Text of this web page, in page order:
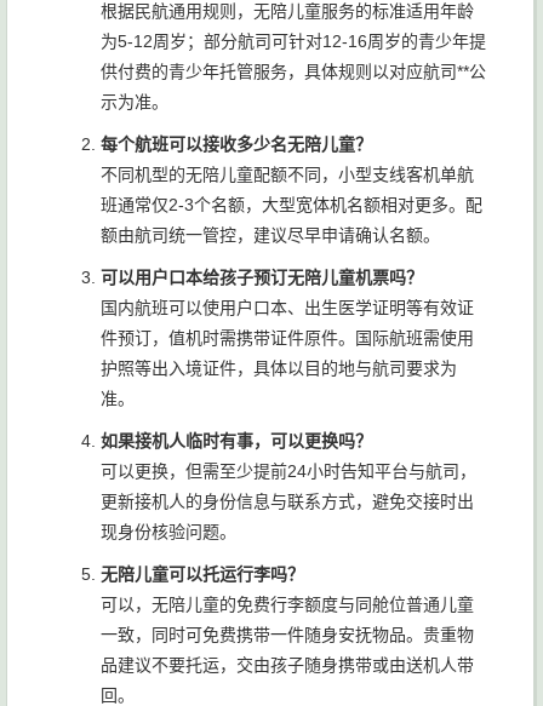
根据民航通用规则，无陪儿童服务的标准适用年龄
为5-12周岁；部分航司可针对12-16周岁的青少年提
供付费的青少年托管服务，具体规则以对应航司**公
示为准。
每个航班可以接收多少名无陪儿童？
不同机型的无陪儿童配额不同，小型支线客机单航
班通常仅2-3个名额，大型宽体机名额相对更多。配
额由航司统一管控，建议尽早申请确认名额。
可以用户口本给孩子预订无陪儿童机票吗？
国内航班可以使用户口本、出生医学证明等有效证
件预订，值机时需携带证件原件。国际航班需使用
护照等出入境证件，具体以目的地与航司要求为
准。
如果接机人临时有事，可以更换吗？
可以更换，但需至少提前24小时告知平台与航司，
更新接机人的身份信息与联系方式，避免交接时出
现身份核验问题。
无陪儿童可以托运行李吗？
可以，无陪儿童的免费行李额度与同舱位普通儿童
一致，同时可免费携带一件随身安抚物品。贵重物
品建议不要托运，交由孩子随身携带或由送机人带
回。